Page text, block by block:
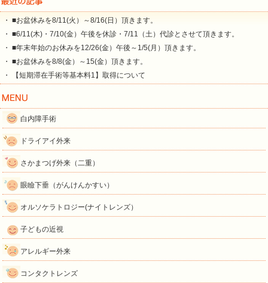
・ ■お盆休みを8/11(火）～8/16(日）頂きます。
・ ■6/11(木)・7/10(金）午後を休診・7/11（土）代診とさせて頂きます。
・ ■年末年始のお休みを12/26(金）午後～1/5(月）頂きます。
・ ■お盆休みを8/8(金）～15(金）頂きます。
・ 【短期滞在手術等基本料1】取得について
白内障手術
ドライアイ外来
さかまつげ外来（二重）
眼瞼下垂（がんけんかすい）
オルソケラトロジー(ナイトレンズ）
子どもの近視
アレルギー外来
コンタクトレンズ